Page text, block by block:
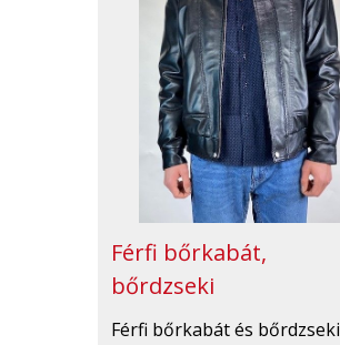
Férfi bőrkabát,
bőrdzseki
Férfi bőrkabát és bőrdzseki